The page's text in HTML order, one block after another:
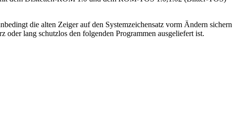
die alten Zeiger auf den Systemzeichensatz vorm Ändern sichern
oder lang schutzlos den folgenden Programmen ausgeliefert ist.